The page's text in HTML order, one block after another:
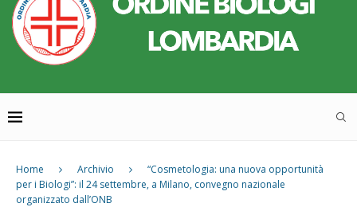
Home Archivio
“Cosmetologia: una nuova opportunità
per i Biologi”: il 24 settembre, a Milano, convegno nazionale
organizzato dall’ONB